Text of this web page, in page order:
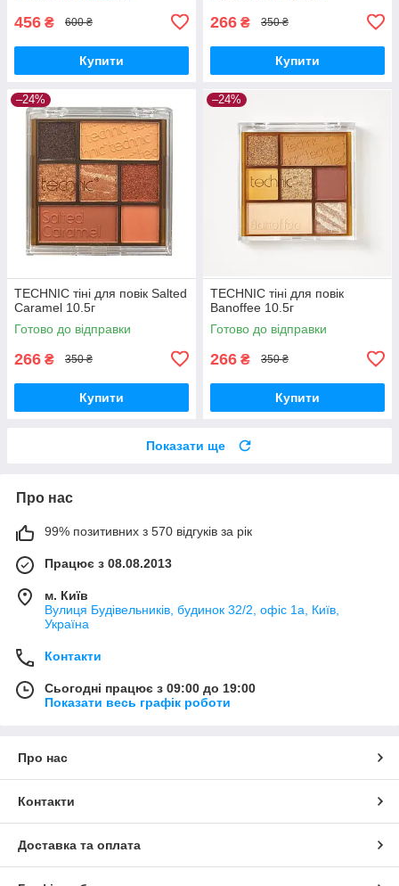
456 ₴ 600 ₴
Купити
266 ₴ 350 ₴
Купити
–24%
TECHNIC тіні для повік Salted
Caramel 10.5г
Готово до відправки
266 ₴ 350 ₴
Купити
–24%
TECHNIC тіні для повік
Banoffee 10.5г
Готово до відправки
266 ₴ 350 ₴
Купити
Показати ще
Про нас
99% позитивних з 570 відгуків за рік
Працює з 08.08.2013
м. Київ
Вулиця Будівельників, будинок 32/2, офіс 1а, Київ,
Україна
Контакти
Сьогодні працює з 09:00 до 19:00
Показати весь графік роботи
Про нас
Контакти
Доставка та оплата